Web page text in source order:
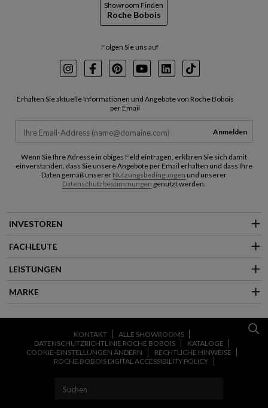
Showroom Finden
Roche Bobois
Folgen Sie uns auf
InstagramFacebookPinterest
YoutubeLinkedInTikTok
Erhalten Sie aktuelle Informationen und Angebote von Roche Bobois
per Email
Anmelden
Wenn Sie Ihre Adresse in obiges Feld eintragen, erklären Sie sich damit
einverstanden, dass Sie unsere Angebote per Email erhalten und dass Ihre
Daten gemäß unserer Nutzungsbedingungen und unserer
Datenschutzbestimmungen genutzt werden.
INVESTOREN
FACHLEUTE
LEISTUNGEN
MARKE
KONTAKT
ALLE SHOWROOMS
DATENSCHUTZRICHTLINIE ROCHE BOBOIS
KATALOGE
COOKIE-EINSTELLUNGEN ÄNDERN
RECHTLICHE HINWEISE
ROCHE BOBOIS DIGITAL ACCESSIBILITY POLICY